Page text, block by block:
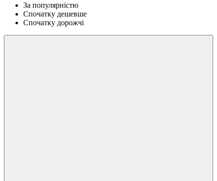
За популярністю
Спочатку дешевше
Спочатку дорожчі